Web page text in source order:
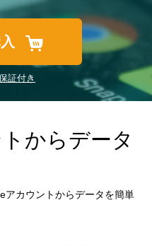
証付き
からデータ
アカウントからデータを簡単